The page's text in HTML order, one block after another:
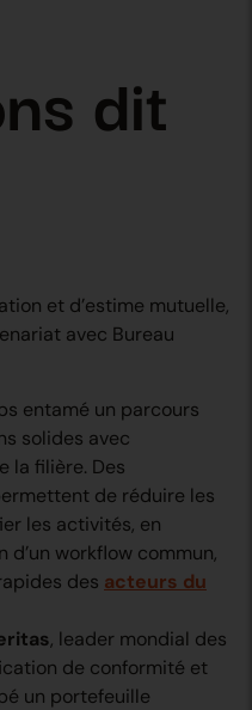
dit
et d’estime mutuelle,
avec Bureau
entamé un parcours
solides avec
la filière. Des
de réduire les
les activités, en
workflow commun,
des acteurs du
, leader mondial des
de conformité et
un portefeuille